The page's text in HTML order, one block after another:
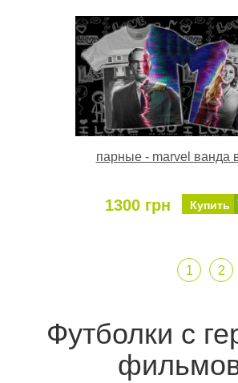
парные - marvel ванда
1300 грн Купить
1 2
Футболки с